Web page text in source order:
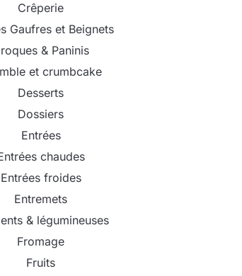
Crêperie
Gaufres et Beignets
& Paninis
et crumbcake
Desserts
Dossiers
Entrées
chaudes
Entrées froides
Entremets
& légumineuses
Fromage
Fruits